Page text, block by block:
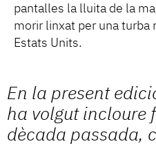
pantalles la lluita de la
morir linxat per una turba
Estats Units.
En la present
ha volgut incloure
dècada passada,